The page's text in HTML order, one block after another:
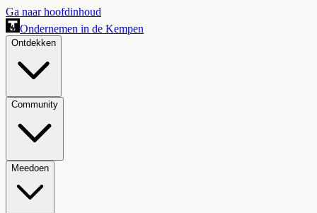
Ga naar hoofdinhoud
Ondernemen in de Kempen
Ontdekken
Community
Meedoen